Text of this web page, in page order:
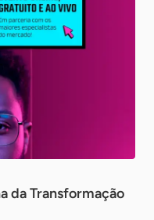
da Transformação